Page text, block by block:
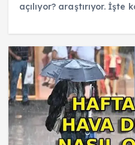
açılıyor? araştırıyor. İşte